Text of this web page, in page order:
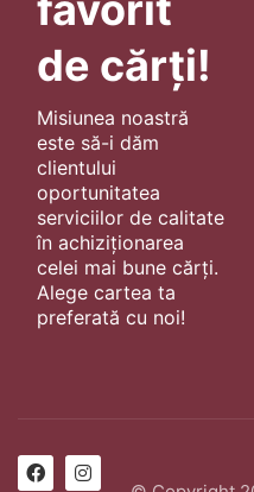
de cărți!
Misiunea noastră
este să-i dăm
clientului
oportunitatea
serviciilor de calitate
în achiziționarea
celei mai bune cărți.
Alege cartea ta
preferată cu noi!